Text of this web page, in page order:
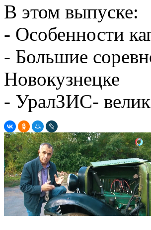
В этом выпуске:
- Особенности
- Большие
Новокузнецке
- УралЗИС-